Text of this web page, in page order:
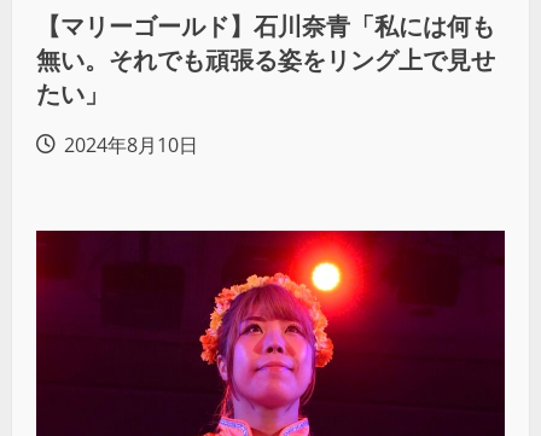
【マリーゴールド】石川奈青「私には何も
無い。それでも頑張る姿をリング上で見せ
たい」
2024年8月10日